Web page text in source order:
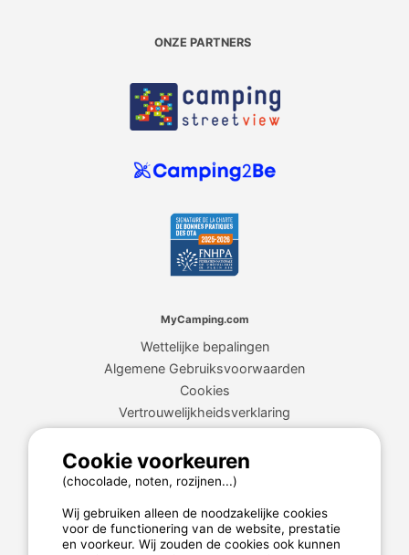
ONZE PARTNERS
MyCamping.com
Wettelijke bepalingen
Algemene Gebruiksvoorwaarden
Cookies
Vertrouwelijkheidsverklaring
MyCamping.com garantie
Beschikbare en toegewijde hotline
Cookie voorkeuren
(chocolade, noten, rozijnen...)
Wij gebruiken alleen de noodzakelijke cookies
voor de functionering van de website, prestatie
en voorkeur. Wij zouden de cookies ook kunnen